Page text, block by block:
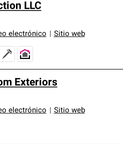
LLC
electrónico Sitio web
Exteriors
electrónico Sitio web